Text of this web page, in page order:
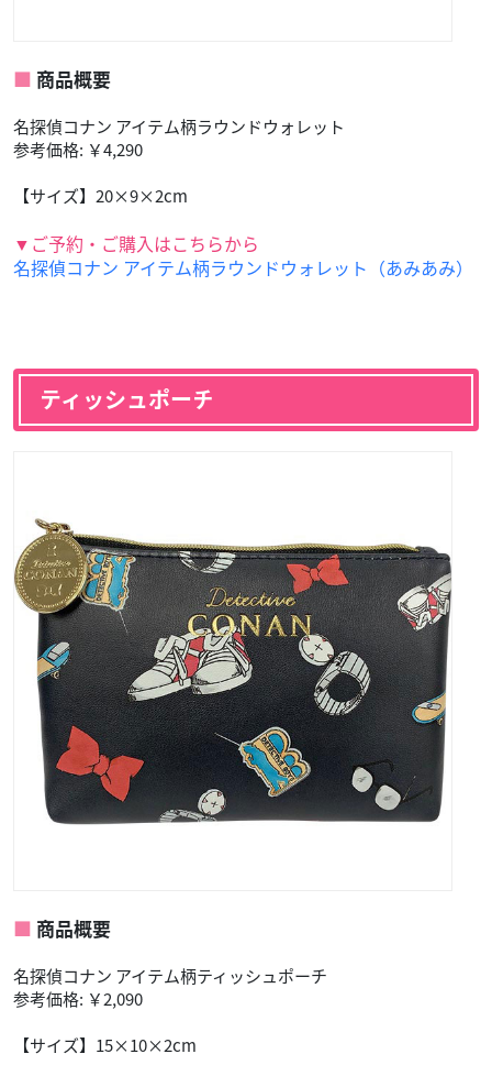
商品概要
名探偵コナン アイテム柄ラウンドウォレット
参考価格: ￥4,290
【サイズ】20×9×2cm
▼ご予約・ご購入はこちらから
名探偵コナン アイテム柄ラウンドウォレット（あみあみ）
ティッシュポーチ
商品概要
名探偵コナン アイテム柄ティッシュポーチ
参考価格: ￥2,090
【サイズ】15×10×2cm